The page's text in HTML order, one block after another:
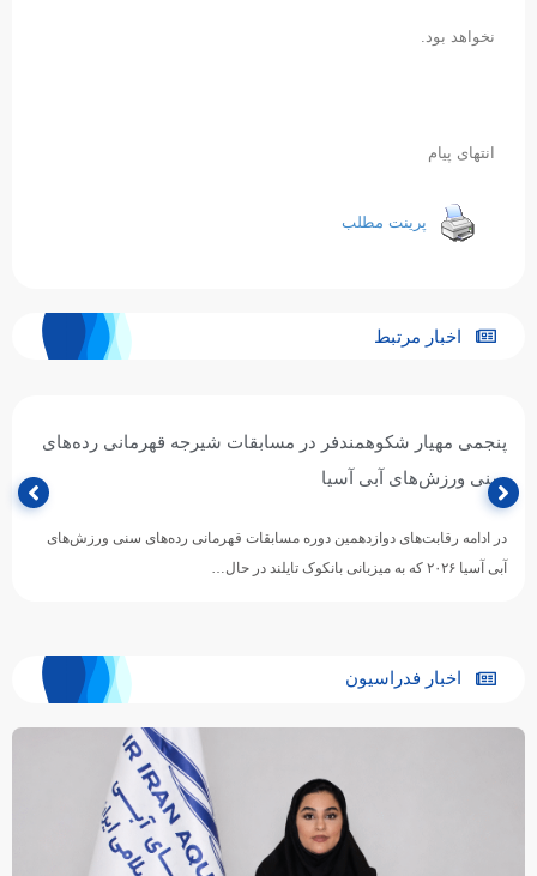
نخواهد بود.
انتهای پیام
پرینت مطلب
اخبار مرتبط
رقابت مهیار شکوهمندفر در دو ماده شیرجه قهرمانی رده‌های
سنی آسیا
ملی‌پوش نوجوان شیرجه ایران در دوازدهمین دوره مسابقات ورزش‌های آبی
رده‌های سنی آسیا، در دو ماده تخته فنر یک متر…
اخبار فدراسیون